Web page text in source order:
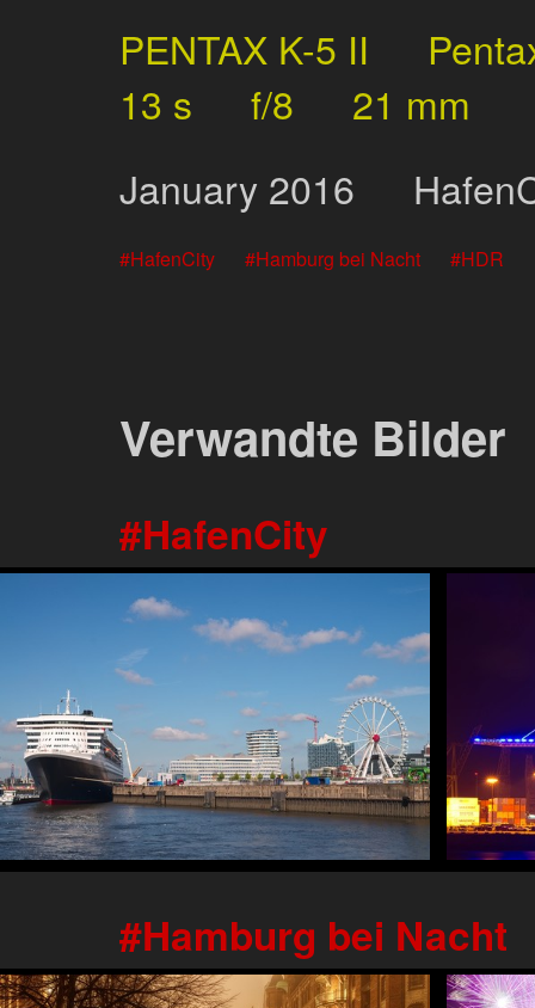
PENTAX K-5 II
13 s
f/8
21 mm
January 2016
HafenCity Hamburg bei Nacht HDR
Verwandte Bilder
HafenCity
Hamburg bei Nacht